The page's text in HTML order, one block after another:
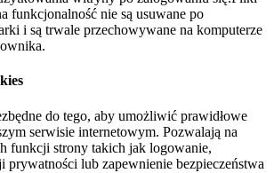
funkcjonalność nie są usuwane po
i są trwale przechowywane na komputerze
do tego, aby umożliwić prawidłowe
serwisie internetowym. Pozwalają na
funkcji strony takich jak logowanie,
prywatności lub zapewnienie bezpieczeństwa